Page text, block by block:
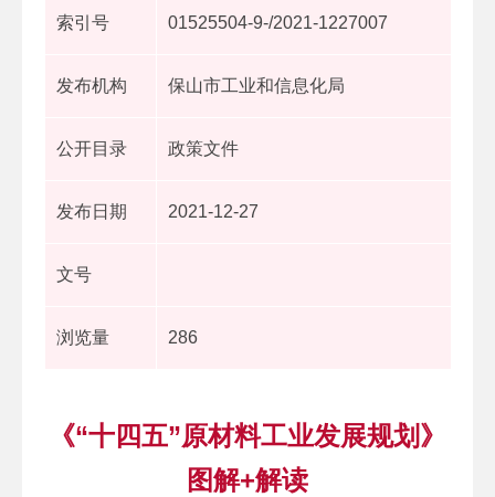
索引号 01525504-9-/2021-1227007
发布机构 保山市工业和信息化局
公开目录 政策文件
发布日期 2021-12-27
文号
浏览量 286
《“十四五”原材料工业发展规划》
图解+解读